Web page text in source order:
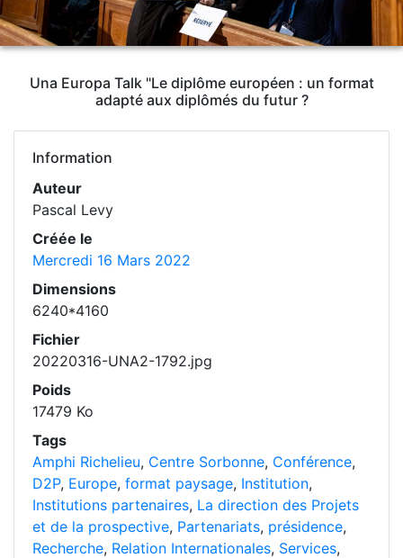
Una Europa Talk "Le diplôme européen : un format
adapté aux diplômés du futur ?
Information
Auteur
Pascal Levy
Créée le
Mercredi 16 Mars 2022
Dimensions
6240*4160
Fichier
20220316-UNA2-1792.jpg
Poids
17479 Ko
Tags
Amphi Richelieu, Centre Sorbonne, Conférence,
D2P, Europe, format paysage, Institution,
Institutions partenaires, La direction des Projets
et de la prospective, Partenariats, présidence,
Recherche, Relation Internationales, Services,